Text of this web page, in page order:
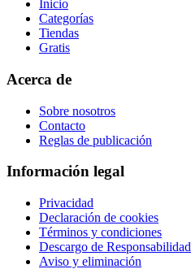
Inicio
Categorías
Tiendas
Gratis
Acerca de
Sobre nosotros
Contacto
Reglas de publicación
Información legal
Privacidad
Declaración de cookies
Términos y condiciones
Descargo de Responsabilidad
Aviso y eliminación